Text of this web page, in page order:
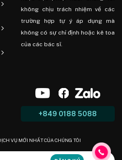
không chịu trách nhiệm về các
trường hợp tự ý áp dụng mà
không có sự chỉ định hoặc kê toa
của các bác sĩ.
+849 0188 5088
VỤ MỚI NHẤT CỦA CHÚNG TÔI